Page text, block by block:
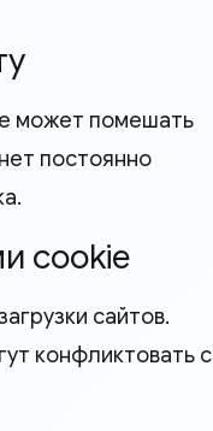
может помешать
постоянно
cookie
сайтов.
конфликтовать с